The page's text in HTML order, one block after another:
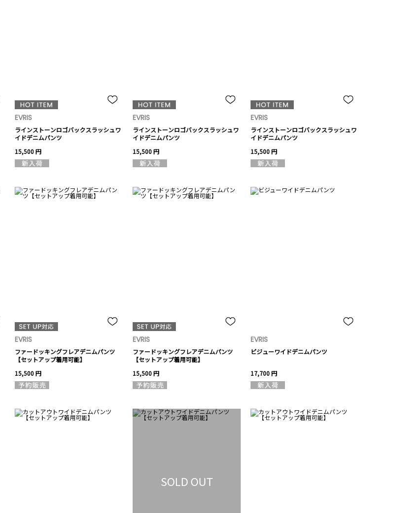
EVRIS
ラインストーンロゴバックスラッシュワ
イドデニムパンツ
15,500 円
EVRIS
ラインストーンロゴバックスラッシュワ
イドデニムパンツ
15,500 円
EVRIS
ラインストーンロゴバックスラッシュワ
イドデニムパンツ
15,500 円
EVRIS
ファードッキングフレアデニムパンツ
【セットアップ着用可能】
15,500 円
EVRIS
ファードッキングフレアデニムパンツ
【セットアップ着用可能】
15,500 円
EVRIS
ビジューワイドデニムパンツ
17,700 円
SOLD OUT